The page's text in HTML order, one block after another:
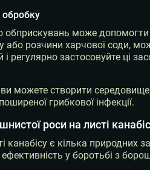
обробку
обприскувань може
або розчини харчової соди,
регулярно застосовуйте ці
можете створити
грибкової інфекції.
роси на листі
є кілька природних
у боротьбі з